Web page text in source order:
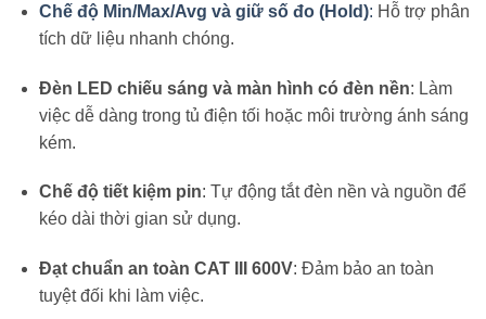
Chế độ Min/Max/Avg và giữ số đo (Hold): Hỗ trợ phân
tích dữ liệu nhanh chóng.
Đèn LED chiếu sáng và màn hình có đèn nền: Làm
việc dễ dàng trong tủ điện tối hoặc môi trường ánh sáng
kém.
Chế độ tiết kiệm pin: Tự động tắt đèn nền và nguồn để
kéo dài thời gian sử dụng.
Đạt chuẩn an toàn CAT III 600V: Đảm bảo an toàn
tuyệt đối khi làm việc.